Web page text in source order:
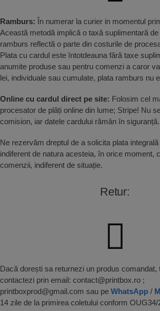
Ramburs: În numerar la curier in momentul
Această metodă implică o taxă suplimentară de
ramburs reflectă o parte din costurile de
Plata cu cardul este întotdeauna fără taxe
anumite produse sau pentru comenzi a caror
lei, individuale sau cumulate, plata ramburs nu
Online cu cardul direct pe site: Folosim cel
procesator de plăți online din lume; Stripe! Nu
comision, iar datele cardului rămân în siguranță.
Ne rezervăm dreptul de a solicita plata
indiferent de natura acesteia, în orice moment,
comenzii, indiferent de situație.
Retur:
Dacă dorești sa returnezi un produs comandat,
contactezi prin email: contact@printbox.ro ;
printboxprod@gmail.com sau pe WhatsApp /
14 zile de la primirea coletului conform OUG34/